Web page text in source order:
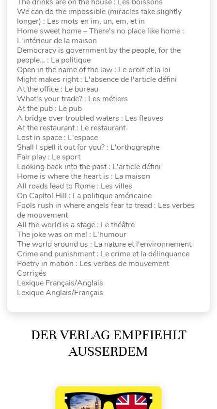
We can do the impossible (miracles take slightly
longer) : Les mots en im, un, em, et in
Home sweet home – There's no place like home :
L'intérieur de la maison
Democracy is government by the people, for the
people… : La politique
Open in the name of the law : Le droit et la loi
Might makes right : L'absence de l'article défini
At the office : Le bureau
What's your trade? : Les métiers
At the pub : Le pub
A bridge over troubled waters : Les fleuves
At the restaurant : Le restaurant
Lost in space : L'espace
Shall I spell it out for you? : L'orthographe
Fair play : Le sport
Looking back into the past : L'article défini
Home is where the heart is : La maison
All roads lead to Rome : Les villes
On Capitol Hill : La politique américaine
Fools rush in where angels fear to tread : Les verbes
de mouvement
All the world is a stage : Le théâtre
The joke was on me! : L'humour
The world around us : La nature et l'environnement
Crime and punishment : Le crime et la délinquance
Poetry in motion : Les verbes de mouvement
Corrigés
Lexique Français/Anglais
Lexique Anglais/Français
DER VERLAG EMPFIEHLT
AUSSERDEM